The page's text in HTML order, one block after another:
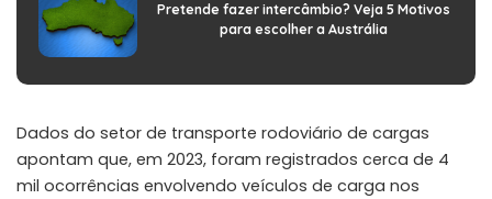
Pretende fazer intercâmbio? Veja 5 Motivos
para escolher a Austrália
Dados do setor de transporte rodoviário de cargas
apontam que, em 2023, foram registrados cerca de 4
mil ocorrências envolvendo veículos de carga nos